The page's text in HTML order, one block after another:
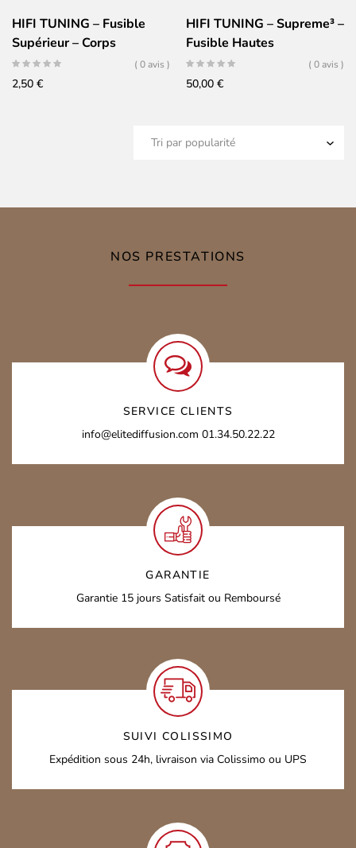
HIFI TUNING – Fusible
Supérieur – Corps
Céramique
( 0 avis )
2,50 €
HIFI TUNING – Supreme³ –
Fusible Hautes
Performances – Argent
Céramique Or
( 0 avis )
50,00 €
NOS PRESTATIONS
SERVICE CLIENTS
info@elitediffusion.com 01.34.50.22.22
GARANTIE
Garantie 15 jours Satisfait ou Remboursé
SUIVI COLISSIMO
Expédition sous 24h, livraison via Colissimo ou UPS